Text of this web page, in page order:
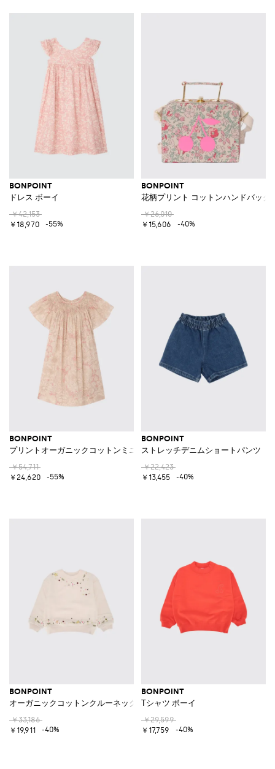
BONPOINT
ドレス ボーイ
￥42,153
￥18,970
-55%
BONPOINT
花柄プリント コットンハンドバッグ
￥26,010
￥15,606
-40%
BONPOINT
プリントオーガニックコットンミニドレス
￥54,711
￥24,620
-55%
BONPOINT
ストレッチデニムショートパンツ
￥22,423
￥13,455
-40%
BONPOINT
オーガニックコットンクルーネックスウェットシャツ
￥33,186
￥19,911
-40%
BONPOINT
Tシャツ ボーイ
￥29,599
￥17,759
-40%